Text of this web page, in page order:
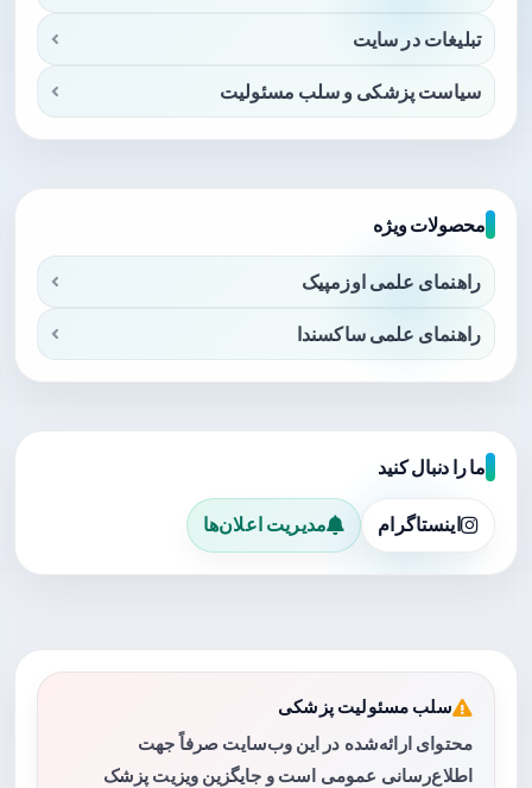
تبلیغات در سایت
سیاست پزشکی و سلب مسئولیت
محصولات ویژه
راهنمای علمی اوزمپیک
راهنمای علمی ساکسندا
ما را دنبال کنید
اینستاگرام مدیریت اعلان‌ها
سلب مسئولیت پزشکی
محتوای ارائه‌شده در این وب‌سایت صرفاً جهت
اطلاع‌رسانی عمومی است و جایگزین ویزیت پزشک